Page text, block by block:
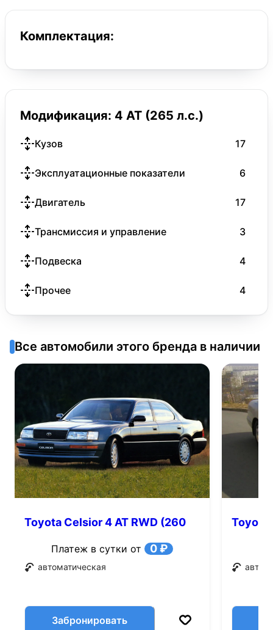
Комплектация:
Модификация: 4 AT (265 л.с.)
Кузов 17
Эксплуатационные показатели 6
Двигатель 17
Трансмиссия и управление 3
Подвеска 4
Прочее 4
Все автомобили этого бренда в наличии
Toyota Celsior 4 AT RWD (260
Платеж в сутки от 0 ₽
автоматическая
Забронировать
Toyota